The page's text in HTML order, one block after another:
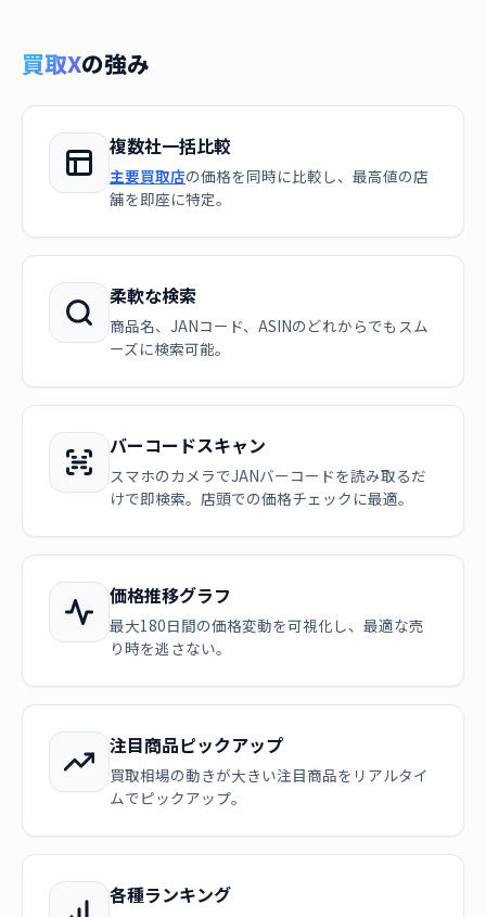
買取Xの強み
複数社一括比較
主要買取店の価格を同時に比較し、最高値の店
舗を即座に特定。
柔軟な検索
商品名、JANコード、ASINのどれからでもスム
ーズに検索可能。
バーコードスキャン
スマホのカメラでJANバーコードを読み取るだ
けで即検索。店頭での価格チェックに最適。
価格推移グラフ
最大180日間の価格変動を可視化し、最適な売
り時を逃さない。
注目商品ピックアップ
買取相場の動きが大きい注目商品をリアルタイ
ムでピックアップ。
各種ランキング